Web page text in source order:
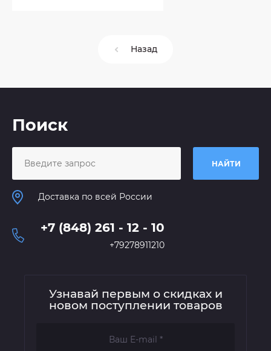
Назад
Поиск
НАЙТИ
+7 (848) 261 - 12 - 10
+79278911210
Доставка по всей России
Узнавай первым о скидках и
новом поступлении товаров